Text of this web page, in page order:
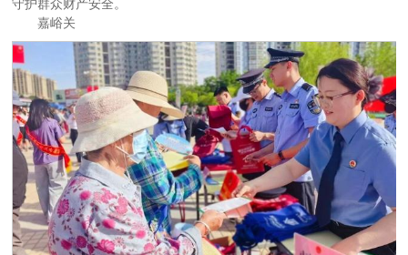
守护群众财产安全。
嘉峪关